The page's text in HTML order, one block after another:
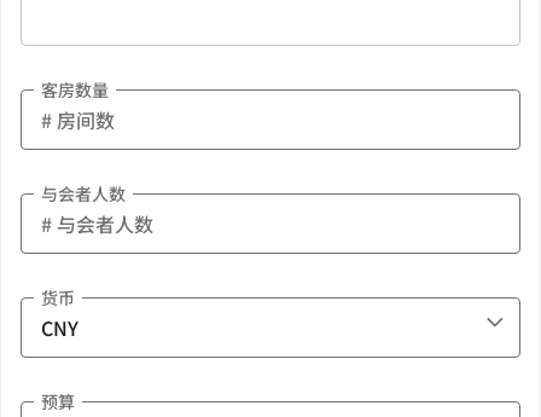
客房数量
与会者人数
货币
预算